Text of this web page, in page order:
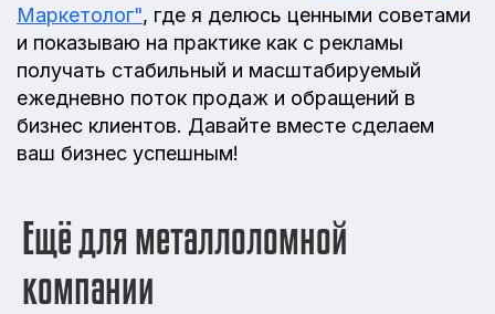
Маркетолог", где я делюсь ценными советами
и показываю на практике как с рекламы
получать стабильный и масштабируемый
ежедневно поток продаж и обращений в
бизнес клиентов. Давайте вместе сделаем
ваш бизнес успешным!
Ещё для металлоломной
компании